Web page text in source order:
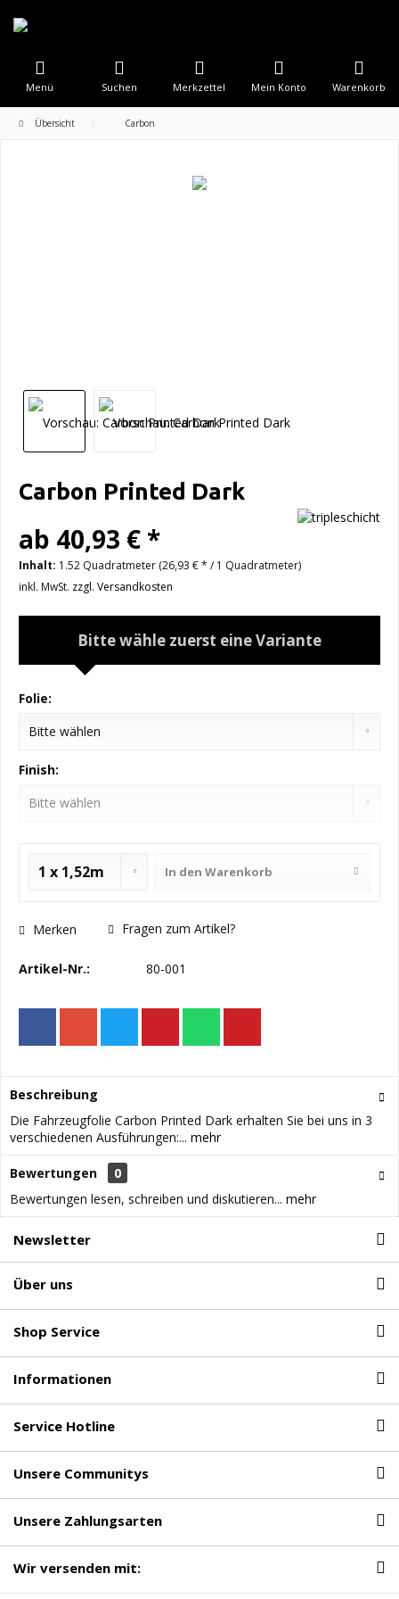
Menü Warenkorb
Merkzettel Mein Konto
Suchen
Übersicht Carbon
Carbon Printed Dark
ab 40,93 € *
Inhalt: 1.52 Quadratmeter (26,93 € * / 1 Quadratmeter)
inkl. MwSt. zzgl. Versandkosten
Bitte wähle zuerst eine Variante
Folie:
Finish:
In den Warenkorb
Merken Fragen zum Artikel?
Artikel-Nr.: 80-001
Beschreibung
Die Fahrzeugfolie Carbon Printed Dark erhalten Sie bei uns in 3
verschiedenen Ausführungen:... mehr
Bewertungen
0
Bewertungen lesen, schreiben und diskutieren... mehr
Newsletter
Über uns
Shop Service
Informationen
Service Hotline
Unsere Communitys
Unsere Zahlungsarten
Wir versenden mit: